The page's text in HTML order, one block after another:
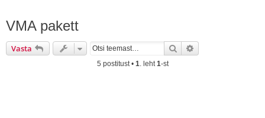
VMA pakett
Vasta Otsi
5 postitust • 1. leht1-st